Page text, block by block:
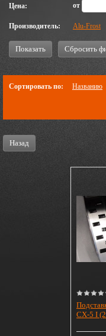
ПОДРОБНОСТИ...
Цена: от
Производитель: Alu-Frost
Показать Сбросить
Сортировать по: Названию
Назад
CX-5 I